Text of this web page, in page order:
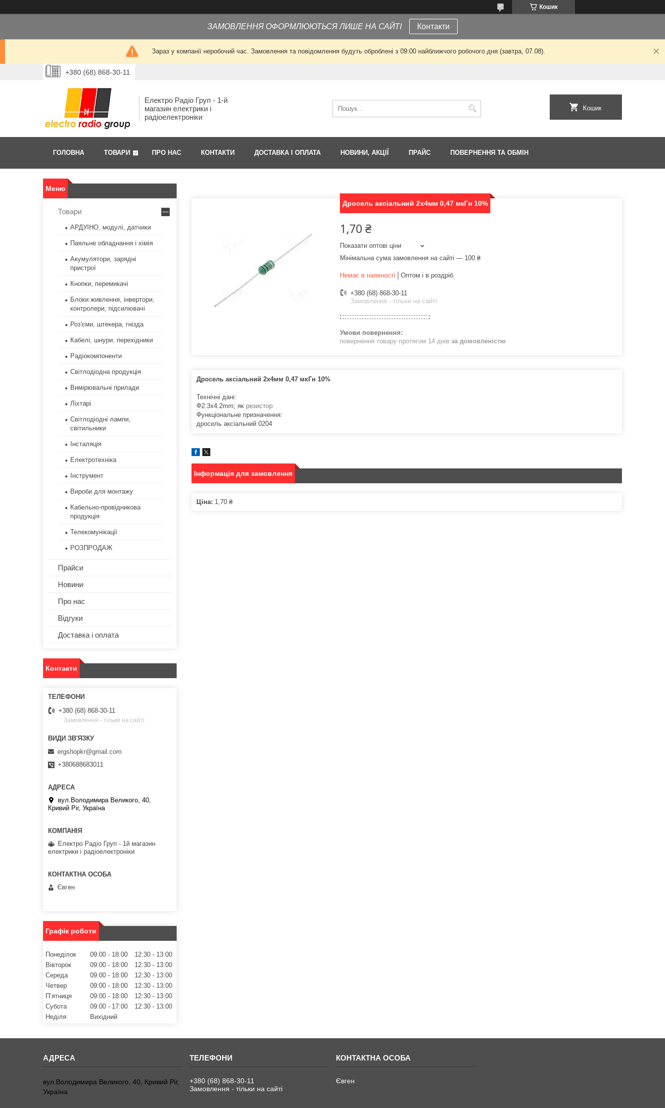
Кошик
ЗАМОВЛЕННЯ ОФОРМЛЮЮТЬСЯ ЛИШЕ НА САЙТІ Контакти
Зараз у компанії неробочий час. Замовлення та повідомлення будуть оброблені з 09:00 найближчого робочого дня (завтра, 07.08).
+380 (68) 868-30-11
Електро Радіо Груп - 1-й
магазин електрики і
радіоелектроніки
Кошик
ГОЛОВНА ТОВАРИ ПРО НАС КОНТАКТИ ДОСТАВКА І ОПЛАТА НОВИНИ, АКЦІЇ ПРАЙС ПОВЕРНЕННЯ ТА ОБМІН
Дросель аксіальний 2х4мм 0,47 мкГн 10%
1,70 ₴
Показати оптові ціни
Мінімальна сума замовлення на сайті — 100 ₴
Немає в наявності Оптом і в роздріб
+380 (68) 868-30-11
Замовлення - тільки на сайті
повернення товару протягом 14 днів за домовленістю
Дросель аксіальний 2х4мм 0,47 мкГн 10%
Технічні дані:
Ф2.3x4.2mm; як резистор
Функціональне призначення:
дросель аксіальний 0204
Інформація для замовлення
Ціна: 1,70 ₴
Товари
АРДУІНО, модулі, датчики
Паяльне обладнання і хімія
Акумулятори, зарядні
пристрої
Кнопки, перемикачі
Блоки живлення, інвертори,
контролери, підсилювачі
Роз'єми, штекера, гнізда
Кабелі, шнури. перехідники
Радіокомпоненти
Світлодіодна продукція
Вимірювальні прилади
Ліхтарі
Світлодіодні лампи,
світильники
Інсталяція
Електротехніка
Інструмент
Вироби для монтажу
Кабельно-провідникова
продукція
Телекомунікації
РОЗПРОДАЖ
Прайси
Новини
Про нас
Відгуки
Доставка і оплата
Контакти
+380 (68) 868-30-11
Замовлення - тільки на сайті
ergshopkr@gmail.com
+380688683011
вул.Володимира Великого, 40,
Кривий Ріг, Україна
Електро Радіо Груп - 1й магазин
електрики і радіоелектроніки
Євген
Графік роботи
Понеділок 09:00 18:00 12:30
13:00
Вівторок
09:00 18:00 12:30
13:00
Середа
09:00 18:00 12:30
13:00
Четвер
09:00 18:00 12:30
13:00
Пʼятниця
09:00 18:00 12:30
13:00
Субота
09:00 17:00 12:30
13:00
Неділя
Вихідний
вул.Володимира Великого, 40, Кривий Ріг,
Україна
+380 (68) 868-30-11
Замовлення - тільки на сайті
Євген